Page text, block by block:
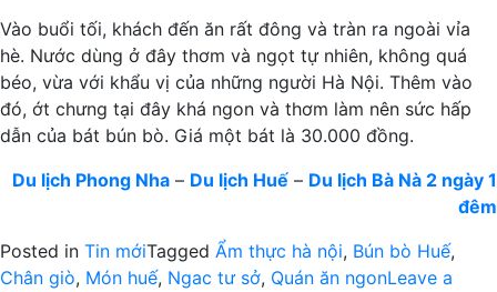
Vào buổi tối, khách đến ăn rất đông và tràn ra ngoài vỉa
hè. Nước dùng ở đây thơm và ngọt tự nhiên, không quá
béo, vừa với khẩu vị của những người Hà Nội. Thêm vào
đó, ớt chưng tại đây khá ngon và thơm làm nên sức hấp
dẫn của bát bún bò. Giá một bát là 30.000 đồng.
Du lịch Phong Nha – Du lịch Huế – Du lịch Bà Nà 2 ngày 1
đêm
Posted in Tin mớiTagged Ẩm thực hà nội, Bún bò Huế,
Chân giò, Món huế, Ngac tư sở, Quán ăn ngonLeave a